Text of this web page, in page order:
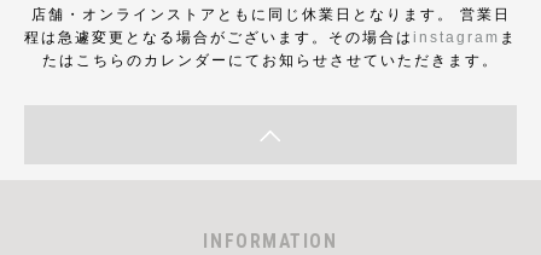
店舗・オンラインストアともに同じ休業日となります。 営業日
程は急遽変更となる場合がございます。その場合は instagram ま
たはこちらのカレンダーにてお知らせさせていただきます。
INFORMATION